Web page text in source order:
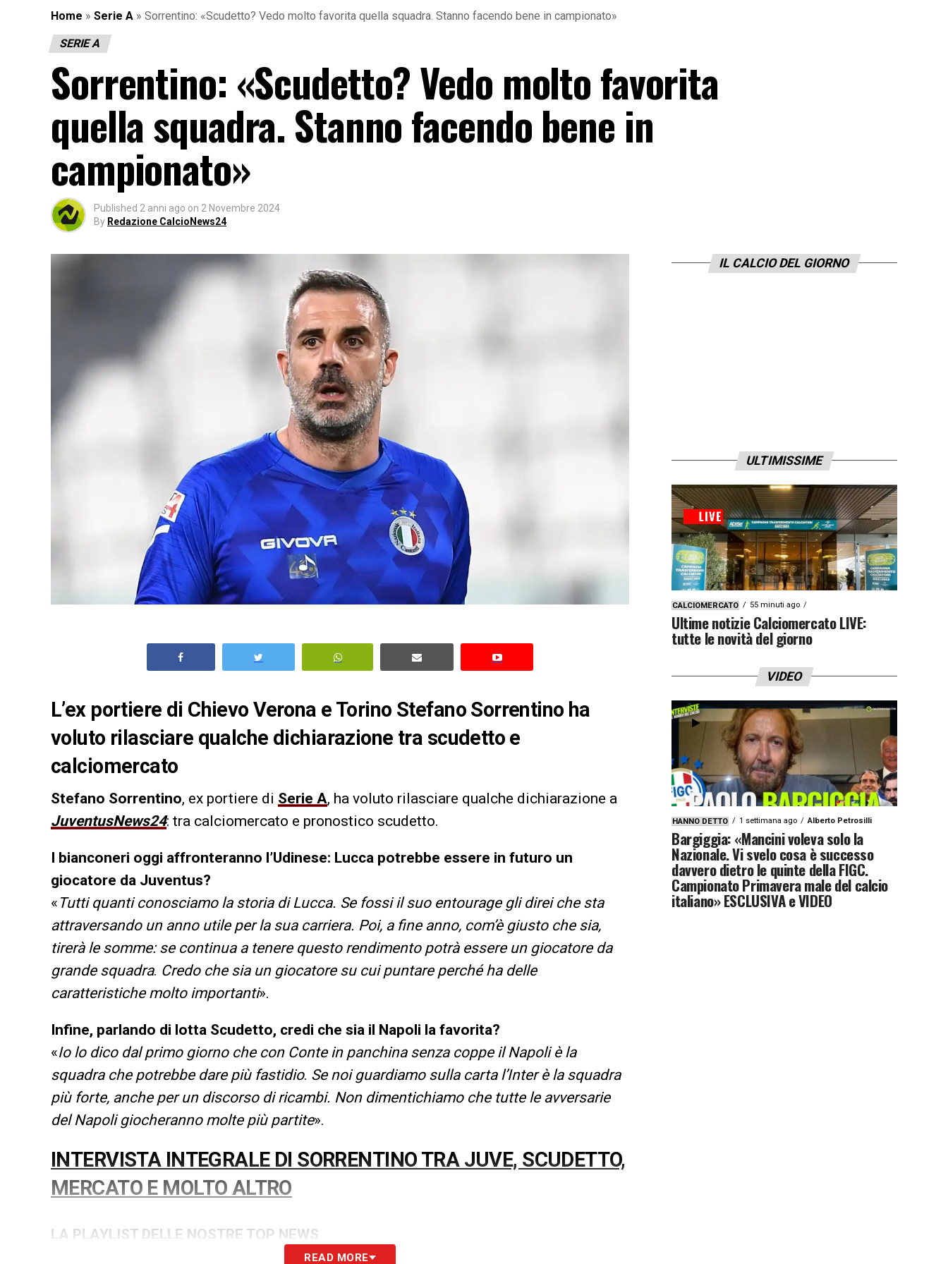
Home » Serie A » Sorrentino: «Scudetto? Vedo molto favorita quella squadra. Stanno facendo bene in campionato»
SERIE A
Sorrentino: «Scudetto? Vedo molto favorita
quella squadra. Stanno facendo bene in
campionato»
Published 2 anni ago on 2 Novembre 2024
By Redazione CalcioNews24
L’ex portiere di Chievo Verona e Torino Stefano Sorrentino ha
voluto rilasciare qualche dichiarazione tra scudetto e
calciomercato
Stefano Sorrentino, ex portiere di Serie A, ha voluto rilasciare qualche dichiarazione a
JuventusNews24: tra calciomercato e pronostico scudetto.
I bianconeri oggi affronteranno l’Udinese: Lucca potrebbe essere in futuro un
giocatore da Juventus?
« Tutti quanti conosciamo la storia di Lucca. Se fossi il suo entourage gli direi che sta
attraversando un anno utile per la sua carriera. Poi, a fine anno, com’è giusto che sia,
tirerà le somme: se continua a tenere questo rendimento potrà essere un giocatore da
grande squadra. Credo che sia un giocatore su cui puntare perché ha delle
caratteristiche molto importanti».
Infine, parlando di lotta Scudetto, credi che sia il Napoli la favorita?
«Io lo dico dal primo giorno che con Conte in panchina senza coppe il Napoli è la
squadra che potrebbe dare più fastidio. Se noi guardiamo sulla carta l’Inter è la squadra
più forte, anche per un discorso di ricambi. Non dimentichiamo che tutte le avversarie
del Napoli giocheranno molte più partite».
INTERVISTA INTEGRALE DI SORRENTINO TRA JUVE, SCUDETTO,
MERCATO E MOLTO ALTRO
LA PLAYLIST DELLE NOSTRE TOP NEWS
READ MORE
IL CALCIO DEL GIORNO
ULTIMISSIME
CALCIOMERCATO 55 minuti ago
Ultime notizie Calciomercato LIVE:
tutte le novità del giorno
VIDEO
HANNO DETTO 1 settimana ago Alberto Petrosilli
Bargiggia: «Mancini voleva solo la
Nazionale. Vi svelo cosa è successo
davvero dietro le quinte della FIGC.
Campionato Primavera male del calcio
italiano» ESCLUSIVA e VIDEO